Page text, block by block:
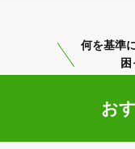
美容鍼
何を基準
お